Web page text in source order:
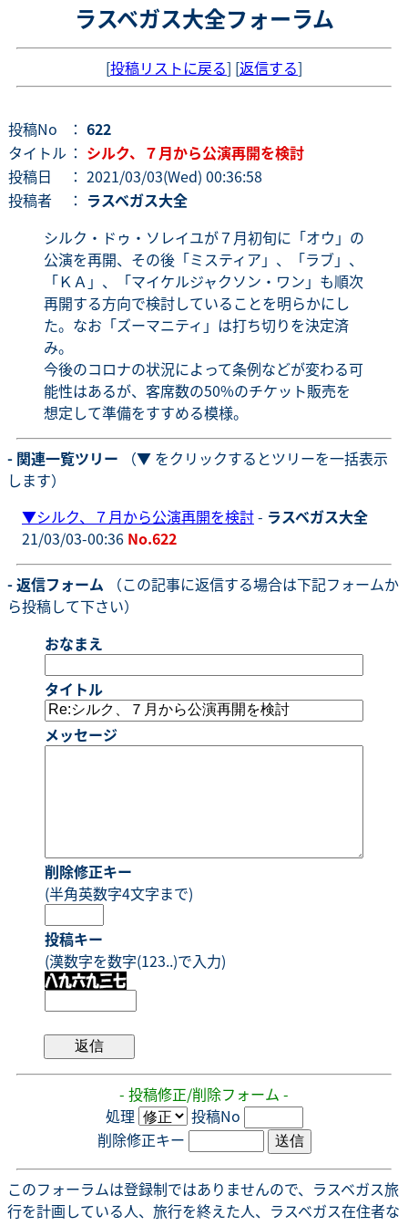
ラスベガス大全フォーラム
[投稿リストに戻る] [返信する]
投稿No ： 622
タイトル ： シルク、７月から公演再開を検討
投稿日
： 2021/03/03(Wed) 00:36:58
投稿者
： ラスベガス大全
シルク・ドゥ・ソレイユが７月初旬に「オウ」の
公演を再開、その後「ミスティア」、「ラブ」、
「ＫＡ」、「マイケルジャクソン・ワン」も順次
再開する方向で検討していることを明らかにし
た。なお「ズーマニティ」は打ち切りを決定済
み。
今後のコロナの状況によって条例などが変わる可
能性はあるが、客席数の50%のチケット販売を
想定して準備をすすめる模様。
- 関連一覧ツリー （▼ をクリックするとツリーを一括表示
します）
▼シルク、７月から公演再開を検討- ラスベガス大全
21/03/03-00:36 No.622
- 返信フォーム （この記事に返信する場合は下記フォームか
ら投稿して下さい）
おなまえ
タイトル
メッセージ
削除修正キー
(半角英数字4文字まで)
投稿キー
(漢数字を数字(123..)で入力)
- 投稿修正/削除フォーム -
処理
投稿No
削除修正キー
このフォーラムは登録制ではありませんので、ラスベガス旅
行を計画している人、旅行を終えた人、ラスベガス在住者な